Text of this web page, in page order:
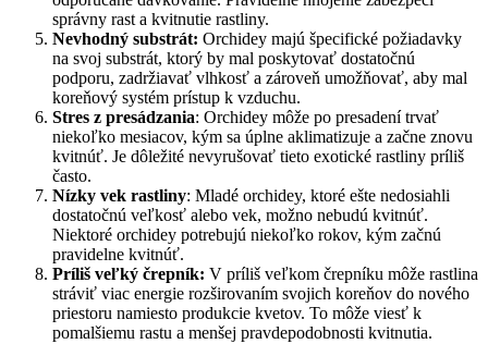
správny rast a kvitnutie rastliny.
Nevhodný substrát: Orchidey majú špecifické požiadavky
na svoj substrát, ktorý by mal poskytovať dostatočnú
podporu, zadržiavať vlhkosť a zároveň umožňovať, aby mal
koreňový systém prístup k vzduchu.
Stres z presádzania: Orchidey môže po presadení trvať
niekoľko mesiacov, kým sa úplne aklimatizuje a začne znovu
kvitnúť. Je dôležité nevyrušovať tieto exotické rastliny príliš
často.
Nízky vek rastliny: Mladé orchidey, ktoré ešte nedosiahli
dostatočnú veľkosť alebo vek, možno nebudú kvitnúť.
Niektoré orchidey potrebujú niekoľko rokov, kým začnú
pravidelne kvitnúť.
Príliš veľký črepník: V príliš veľkom črepníku môže rastlina
stráviť viac energie rozširovaním svojich koreňov do nového
priestoru namiesto produkcie kvetov. To môže viesť k
pomalšiemu rastu a menšej pravdepodobnosti kvitnutia.